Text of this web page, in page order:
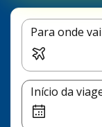
Para onde
Início da